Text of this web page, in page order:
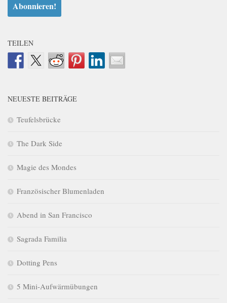
TEILEN
NEUESTE BEITRÄGE
Teufelsbrücke
The Dark Side
Magie des Mondes
Französischer Blumenladen
Abend in San Francisco
Sagrada Familia
Dotting Pens
5 Mini-Aufwärmübungen